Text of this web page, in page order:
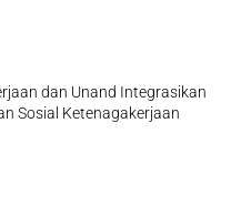
dan Unand Integrasikan
Sosial Ketenagakerjaan